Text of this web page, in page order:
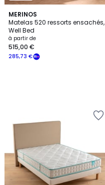
MERINOS
Matelas 520 ressorts ensachés,
Well Bed
à partir de
285,73 €
515,00 €